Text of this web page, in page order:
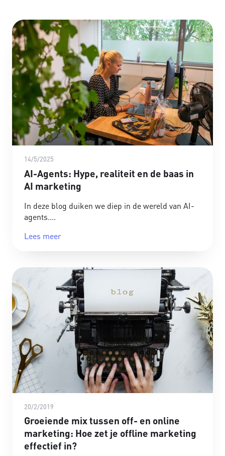
14/5/2025
AI-Agents: Hype, realiteit en de baas in
AI marketing
In deze blog duiken we diep in de wereld van AI-
agents.
Lees meer
20/2/2019
Groeiende mix tussen off- en online
marketing: Hoe zet je offline marketing
effectief in?